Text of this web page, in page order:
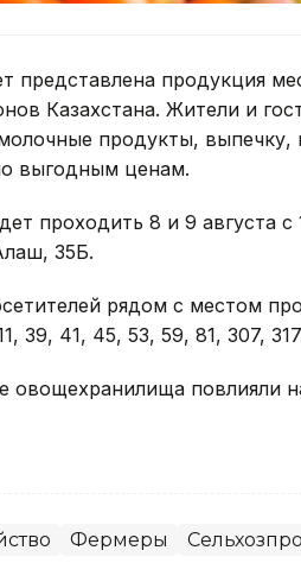
представлена продукция
Казахстана. Жители и
продукты,
выгодным ценам.
проходить 8 и 9 августа
35Б.
рядом с местом
39, 41, 45, 53, 59, 81, 307,
овощехранилища повлияли
Фермеры